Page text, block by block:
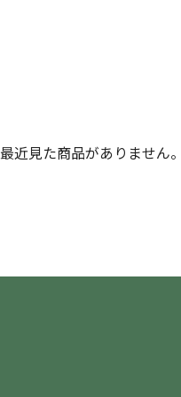
最近見た商品がありません。